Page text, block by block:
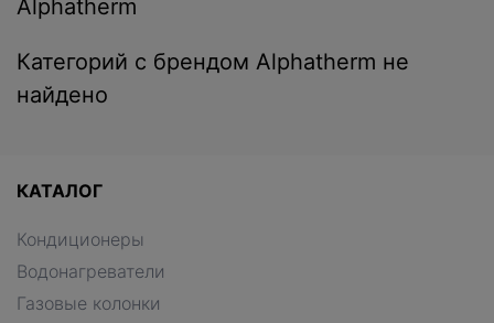
Alphatherm
Категорий с брендом Alphatherm не
найдено
КАТАЛОГ
Кондиционеры
Водонагреватели
Газовые колонки